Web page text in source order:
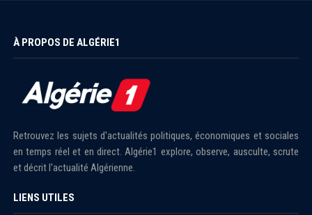
À PROPOS DE ALGÉRIE1
Retrouvez les sujets d'actualités politiques, économiques et sociales
en temps réel et en direct. Algérie1 explore, observe, ausculte, scrute
et décrit l'actualité Algérienne.
LIENS UTILES